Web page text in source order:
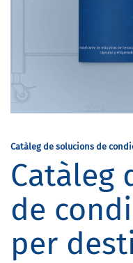
Catàleg de solucions de
Catàleg
de
per